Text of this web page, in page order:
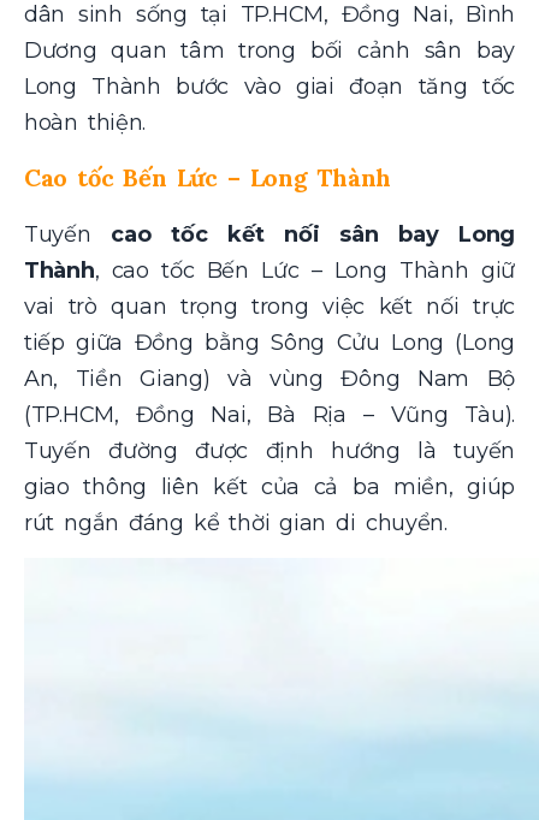
dân sinh sống tại TP.HCM, Đồng Nai, Bình
Dương quan tâm trong bối cảnh sân bay
Long Thành bước vào giai đoạn tăng tốc
hoàn thiện.
Cao tốc Bến Lức – Long Thành
Tuyến cao tốc kết nối sân bay Long
Thành, cao tốc Bến Lức – Long Thành giữ
vai trò quan trọng trong việc kết nối trực
tiếp giữa Đồng bằng Sông Cửu Long (Long
An, Tiền Giang) và vùng Đông Nam Bộ
(TP.HCM, Đồng Nai, Bà Rịa – Vũng Tàu).
Tuyến đường được định hướng là tuyến
giao thông liên kết của cả ba miền, giúp
rút ngắn đáng kể thời gian di chuyển.